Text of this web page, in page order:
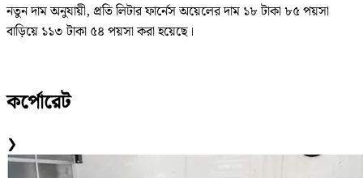
নতুন দাম অনুযায়ী, প্রতি লিটার ফার্নেস অয়েলের দাম ১৮ টাকা ৮৫ পয়সা
বাড়িয়ে ১১৩ টাকা ৫৪ পয়সা করা হয়েছে।
কর্পোরেট
❯